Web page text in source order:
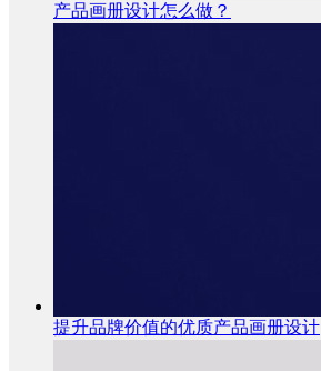
产品画册设计怎么做？
提升品牌价值的优质产品画册设计